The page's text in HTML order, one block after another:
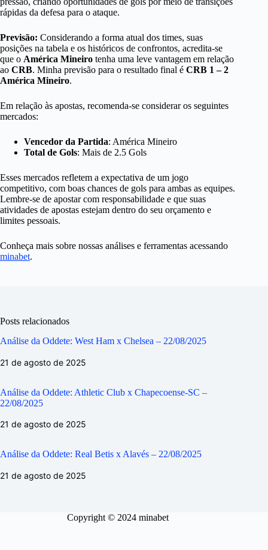
rápidas da defesa para o ataque.
Previsão: Considerando a forma atual dos times, suas
posições na tabela e os históricos de confrontos, acredita-se
que o América Mineiro tenha uma leve vantagem em relação
ao CRB. Minha previsão para o resultado final é CRB 1 – 2
América Mineiro.
Em relação às apostas, recomenda-se considerar os seguintes
mercados:
Vencedor da Partida: América Mineiro
Total de Gols: Mais de 2.5 Gols
Esses mercados refletem a expectativa de um jogo
competitivo, com boas chances de gols para ambas as equipes.
Lembre-se de apostar com responsabilidade e que suas
atividades de apostas estejam dentro do seu orçamento e
limites pessoais.
Conheça mais sobre nossas análises e ferramentas acessando
minabet.
Posts relacionados
Análise da Oddete: West Ham x Chelsea – 22/08/2025
21 de agosto de 2025
Análise da Oddete: Athletic Club x Chapecoense-SC –
22/08/2025
21 de agosto de 2025
Análise da Oddete: Real Betis x Alavés – 22/08/2025
21 de agosto de 2025
Copyright © 2024 minabet